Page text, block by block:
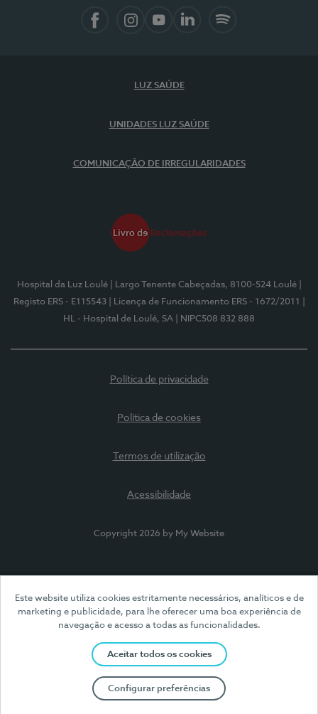
Este website utiliza cookies estritamente necessários, analíticos e de
marketing e publicidade, para lhe oferecer uma boa experiência de
navegação e acesso a todas as funcionalidades.
Aceitar todos os cookies
Configurar preferências
LUZ SAÚDE
UNIDADES LUZ SAÚDE
COMUNICAÇÃO DE IRREGULARIDADES
Hospital da Luz Loulé | Largo Tenente Cabeçadas, 8100-524 Loulé
Registo ERS - E115543
| Licença de Funcionamento ERS - 1672/2011
HL - Hospital de Loulé, SA
| NIPC508 832 888
Política de privacidade
Política de cookies
Termos de utilização
Acessibilidade
Copyright 2026 by My Website